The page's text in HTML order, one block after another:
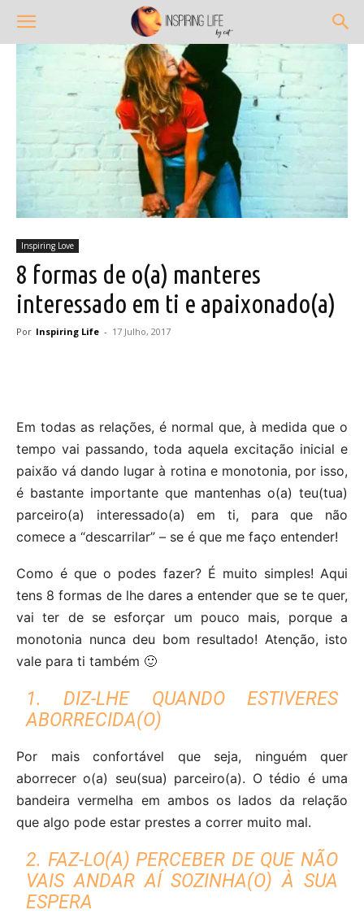
Inspiring Love
8 formas de o(a) manteres
interessado em ti e apaixonado(a)
Por Inspiring Life - 17 Julho, 2017
Em todas as relações, é normal que, à medida que o
tempo vai passando, toda aquela excitação inicial e
paixão vá dando lugar à rotina e monotonia, por isso,
é bastante importante que mantenhas o(a) teu(tua)
parceiro(a) interessado(a) em ti, para que não
comece a “descarrilar” – se é que me faço entender!
Como é que o podes fazer? É muito simples! Aqui
tens 8 formas de lhe dares a entender que se te quer,
vai ter de se esforçar um pouco mais, porque a
monotonia nunca deu bom resultado! Atenção, isto
vale para ti também 🙂
1. DIZ-LHE QUANDO ESTIVERES
ABORRECIDA(O)
Por mais confortável que seja, ninguém quer
aborrecer o(a) seu(sua) parceiro(a). O tédio é uma
bandeira vermelha em ambos os lados da relação
que algo pode estar prestes a correr muito mal.
2. FAZ-LO(A) PERCEBER DE QUE NÃO
VAIS ANDAR AÍ SOZINHA(O) À SUA
ESPERA